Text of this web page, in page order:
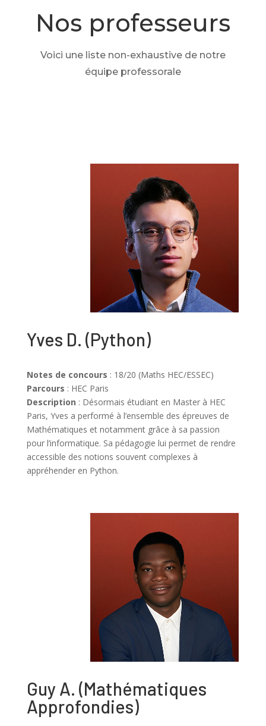
Nos professeurs
Voici une liste non-exhaustive de notre
équipe professorale
Yves D. (Python)
Notes de concours : 18/20 (Maths HEC/ESSEC)
Parcours : HEC Paris
Description : Désormais étudiant en Master à HEC
Paris, Yves a performé à l’ensemble des épreuves de
Mathématiques et notamment grâce à sa passion
pour l’informatique. Sa pédagogie lui permet de rendre
accessible des notions souvent complexes à
appréhender en Python.
Guy A. (Mathématiques
Approfondies)